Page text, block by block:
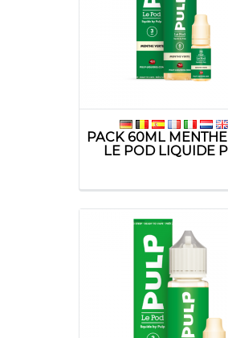
PACK 60ML MENTHE
LE POD LIQUIDE